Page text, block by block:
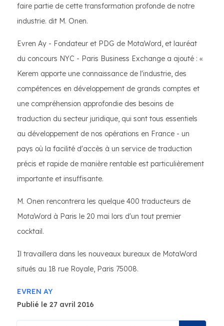
faire partie de cette transformation profonde de notre
industrie. dit M. Onen.
Evren Ay - Fondateur et PDG de MotaWord, et lauréat
du concours NYC - Paris Business Exchange a ajouté : «
Kerem apporte une connaissance de l'industrie, des
compétences en développement de grands comptes et
une compréhension approfondie des besoins de
traduction du secteur juridique, qui sont tous essentiels
au développement de nos opérations en France - un
pays où la facilité d'accès à un service de traduction
précis et rapide de manière rentable est particulièrement
importante et insuffisante.
M. Onen rencontrera les quelque 400 traducteurs de
MotaWord à Paris le 20 mai lors d'un tout premier
cocktail.
Il travaillera dans les nouveaux bureaux de MotaWord
situés au 18 rue Royale, Paris 75008.
EVREN AY
Publié le 27 avril 2016